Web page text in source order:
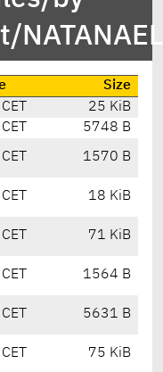
Size
25 KiB
5748 B
1570 B
18 KiB
71 KiB
1564 B
5631 B
75 KiB